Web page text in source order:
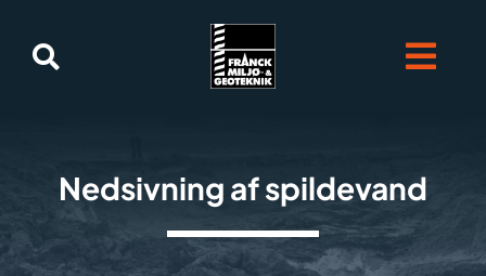
Nedsivning af spildevand